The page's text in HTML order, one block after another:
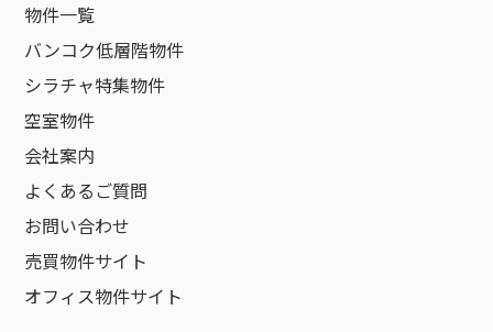
物件一覧
バンコク低層階物件
シラチャ特集物件
空室物件
会社案内
よくあるご質問
お問い合わせ
売買物件サイト
オフィス物件サイト